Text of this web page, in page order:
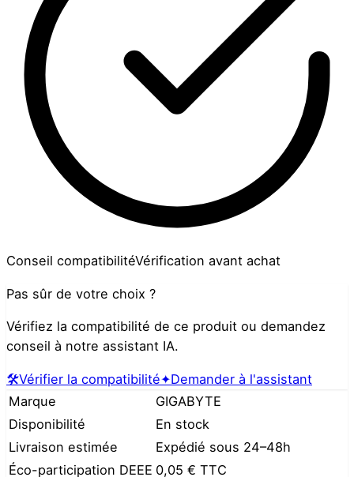
Conseil compatibilitéVérification avant achat
Pas sûr de votre choix ?
Vérifiez la compatibilité de ce produit ou demandez
conseil à notre assistant IA.
🛠️Vérifier la compatibilité✦Demander à l'assistant
Marque
GIGABYTE
Disponibilité
En stock
Livraison estimée
Expédié sous 24–48h
Éco-participation DEEE 0,05 € TTC